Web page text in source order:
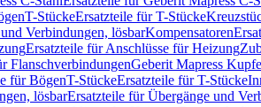
T-StückeErsatzteile für T-Stücke
Verbindungen, lösbarKompensatoren
Ersatzteile für Anschlüsse für Heizung
FlanschverbindungenGeberit Mapress
für BögenT-StückeErsatzteile für T-Stücke
lösbarErsatzteile für Übergänge und